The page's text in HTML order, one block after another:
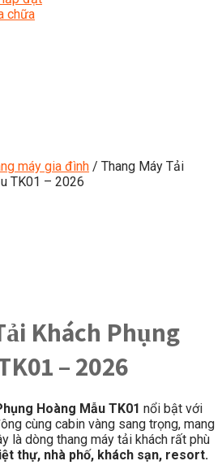
chữa
máy gia đình / Thang Máy Tải
TK01 – 2026
Khách Phụng
– 2026
Hoàng Mẫu TK01 nổi bật với
cùng cabin vàng sang trọng, mang
là dòng thang máy tải khách rất phù
thự, nhà phố, khách sạn, resort.